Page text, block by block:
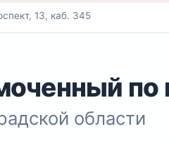
13, каб. 345
по
области